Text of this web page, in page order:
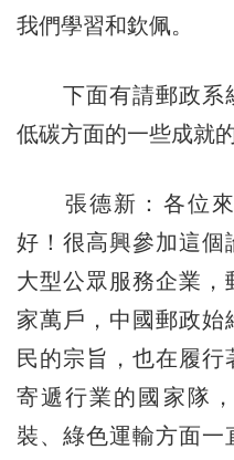
我們學習和欽佩。
下面有請郵政系
低碳方面的一些成就的
張德新：各位來
好！很高興參加這個
大型公眾服務企業，
家萬戶，中國郵政始
民的宗旨，也在履行
寄遞行業的國家隊
裝、綠色運輸方面一